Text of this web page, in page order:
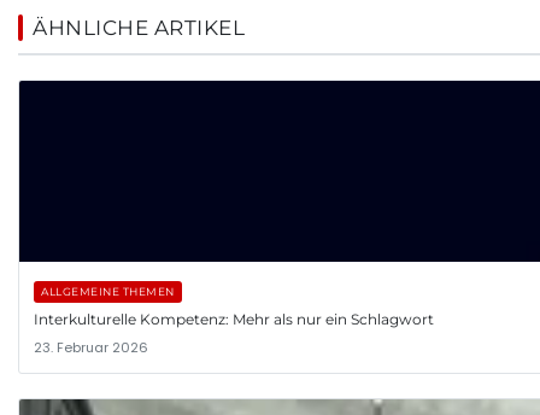
ÄHNLICHE ARTIKEL
ALLGEMEINE THEMEN
Interkulturelle Kompetenz: Mehr als nur ein Schlagwort
23. Februar 2026